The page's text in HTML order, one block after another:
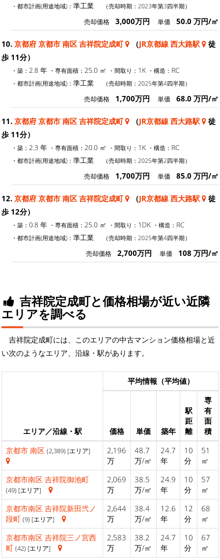
・都市計画(用途地域)： 準工業 （売却時期：2023年第3四半期）
売却価格 3,000万円 単価 50.0 万円/㎡
10. 京都府 京都市 南区 吉祥院定成町 （JR京都線 西大路駅
徒
歩 11分）
・築： 2.8 年 ・専有面積： 25.0 ㎡ ・間取り： 1K ・構造： RC
・都市計画(用途地域)： 準工業 （売却時期：2025年第4四半期）
売却価格 1,700万円 単価 68.0 万円/㎡
11. 京都府 京都市 南区 吉祥院定成町 （JR京都線 西大路駅
徒
歩 11分）
・築： 2.3 年 ・専有面積： 20.0 ㎡ ・間取り： 1K ・構造： RC
・都市計画(用途地域)： 準工業 （売却時期：2025年第2四半期）
売却価格 1,700万円 単価 85.0 万円/㎡
12. 京都府 京都市 南区 吉祥院定成町 （JR京都線 西大路駅
徒
歩 12分）
・築： 0.8 年 ・専有面積： 25.0 ㎡ ・間取り： 1DK ・構造： RC
・都市計画(用途地域)： 準工業 （売却時期：2025年第4四半期）
売却価格 2,700万円 単価 108 万円/㎡
吉祥院定成町と価格相場が近い近隣
エリアを調べる
吉祥院定成町には、このエリアの中古マンション価格相場と近
い次のようなエリア、沿線・駅があります。
エリア／沿線・駅
平均情報（平均値）
価格 単価 築年
駅
距
離
専
有
面
積
京都市 南区 (2,389) [エリア]
2,196
万
48.7
万/㎡
24.7
年
10
分
51
㎡
京都市南区 吉祥院御池町
(49) [エリア]
2,069
万
38.5
万/㎡
24.9
年
10
分
57
㎡
京都市南区 吉祥院新田弐ノ
段町 (9) [エリア]
2,644
万
38.4
万/㎡
12.6
年
12
分
68
㎡
京都市南区 吉祥院三ノ宮西
町 (42) [エリア]
2,583
万
38.2
万/㎡
24.7
年
10
分
67
㎡